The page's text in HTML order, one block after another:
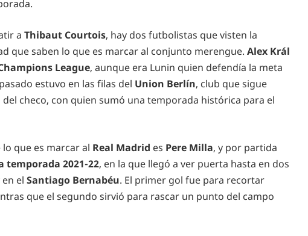
a Thibaut Courtois, hay dos futbolistas que visten la
que saben lo que es marcar al conjunto merengue. Alex Král
League, aunque era Lunin quien defendía la meta
estuvo en las filas del Union Berlín, club que sigue
checo, con quien sumó una temporada histórica para el
que es marcar al Real Madrid es Pere Milla, y por partida
temporada 2021-22, en la que llegó a ver puerta hasta en dos
en el Santiago Bernabéu. El primer gol fue para recortar
que el segundo sirvió para rascar un punto del campo